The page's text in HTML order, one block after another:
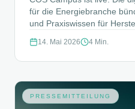
für die Energiebranche
und Praxiswissen für
Projektentwickler –
B2B-Vertriebspraxis
14. Mai 2026 4 Min.
PRESSEMITTEILUNG